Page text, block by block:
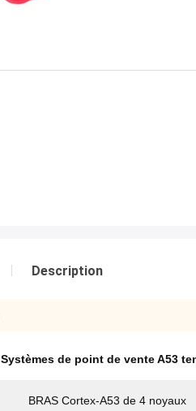
Description
Systèmes de point de vente A53
BRAS Cortex-A53 de 4 noyaux